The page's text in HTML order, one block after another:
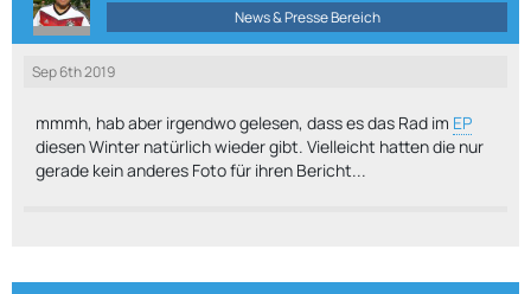
News & Presse Bereich
Sep 6th 2019
mmmh, hab aber irgendwo gelesen, dass es das Rad im EP
diesen Winter natürlich wieder gibt. Vielleicht hatten die nur
gerade kein anderes Foto für ihren Bericht...